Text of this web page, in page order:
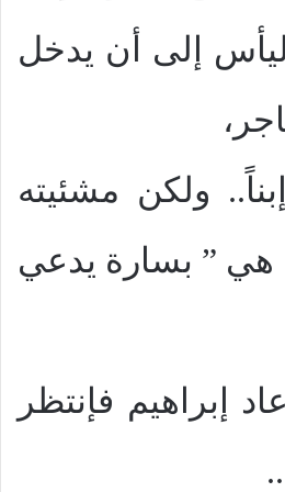
إلى أن يدخل
ولكن مشئيته
هي ” بسارة يدعي
وعاد إبراهيم فإنتظر